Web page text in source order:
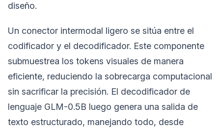
diseño.
Un conector intermodal ligero se sitúa entre el
codificador y el decodificador. Este componente
submuestrea los tokens visuales de manera
eficiente, reduciendo la sobrecarga computacional
sin sacrificar la precisión. El decodificador de
lenguaje GLM-0.5B luego genera una salida de
texto estructurado, manejando todo, desde